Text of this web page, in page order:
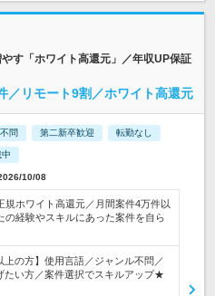
す「ホワイト高還元」／年収UP保証
／リモート9割／ホワイト高還元
問 第二新卒歓迎 転勤なし
10/08
規ホワイト高還元／月間案件4万件以
の経験やスキルにあった案件を自ら
上の方】使用言語／ジャンル不問／
たい方／案件選択でスキルアップ★